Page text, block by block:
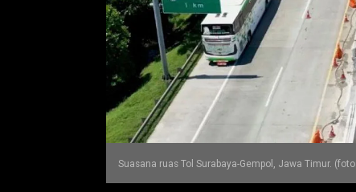
Suasana ruas Tol Surabaya-Gempol, Jawa Timur.